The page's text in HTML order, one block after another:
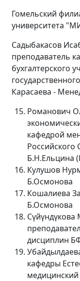
Гомельский
университета
Садыбакасов
преподаватель
бухгалтерского
Карасаева -
Романович
кафедрой
Российского
Б.Н.Ельцина
Кулушов
Б.Осмонова
Кошалиева
Б.Осмонова
дисциплин
кафедры